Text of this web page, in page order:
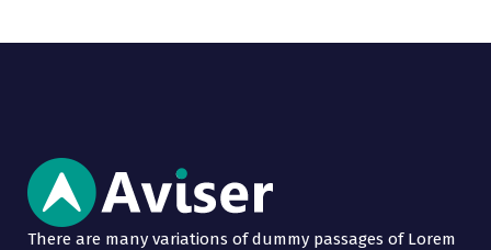
There are many variations of dummy passages of Lorem